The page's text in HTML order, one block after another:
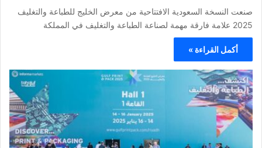
صنعت النسخة السعودية الافتتاحية من معرض الخليج للطباعة والتغليف
2025 علامة فارقة مهمة لصناعة الطباعة والتغليف في المملكة
أكمل القراءة »